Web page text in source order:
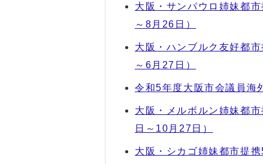
大阪・サンパウロ姉妹都
～8月26日）
大阪・ハンブルク友好都
～6月27日）
令和5年度大阪市会議員海
大阪・メルボルン姉妹都
日～10月27日）
大阪・シカゴ姉妹都市提